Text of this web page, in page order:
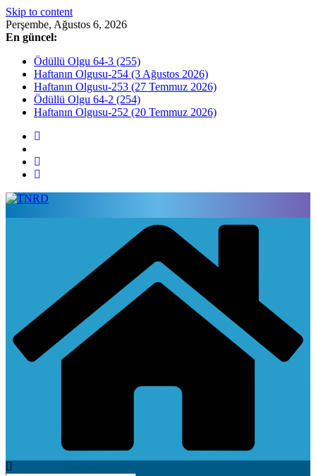
Skip to content
Perşembe, Ağustos 6, 2026
En güncel:
Ödüllü Olgu 64-3 (255)
Haftanın Olgusu-254 (3 Ağustos 2026)
Haftanın Olgusu-253 (27 Temmuz 2026)
Ödüllü Olgu 64-2 (254)
Haftanın Olgusu-252 (20 Temmuz 2026)